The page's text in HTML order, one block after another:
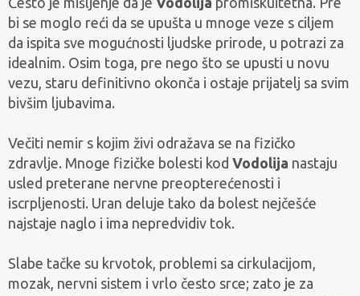
bi se moglo reći da se upušta u mnoge veze s ciljem
da ispita sve mogućnosti ljudske prirode, u potrazi za
idealnim. Osim toga, pre nego što se upusti u novu
vezu, staru definitivno okonča i ostaje prijatelj sa svim
bivšim ljubavima.
Večiti nemir s kojim živi odražava se na fizičko
zdravlje. Mnoge fizičke bolesti kod Vodolija nastaju
usled preterane nervne preopterećenosti i
iscrpljenosti. Uran deluje tako da bolest nejčešće
najstaje naglo i ima nepredvidiv tok.
Slabe tačke su krvotok, problemi sa cirkulacijom,
mozak, nervni sistem i vrlo često srce; zato je za